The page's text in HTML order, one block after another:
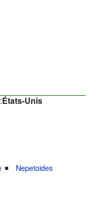
États-Unis
Nepetoides